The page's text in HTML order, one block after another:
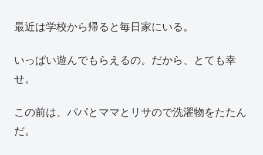
最近は学校から帰ると毎日家にいる。
いっぱい遊んでもらえるの。だから、とても幸
せ。
この前は、パパとママとリサので洗濯物をたたん
だ。